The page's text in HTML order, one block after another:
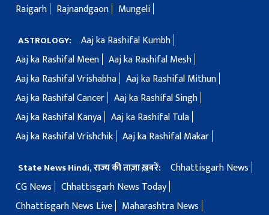
Raigarh
Rajnandgaon Mungeli
ASTROLOGY:
Aaj ka Rashifal Kumbh
Aaj ka Rashifal Meen Aaj ka Rashifal Mesh
Aaj ka Rashifal Vrishabha Aaj ka Rashifal Mithun
Aaj ka Rashifal Cancer Aaj ka Rashifal Singh
Aaj ka Rashifal Kanya Aaj ka Rashifal Tula
Aaj ka Rashifal Vrishchik Aaj ka Rashifal Makar
State News Hindi, राज्य की ताज़ा ख़बरें:
Chhattisgarh News
CG News
Chhattisgarh News Today
Chhattisgarh News Live
Maharashtra News